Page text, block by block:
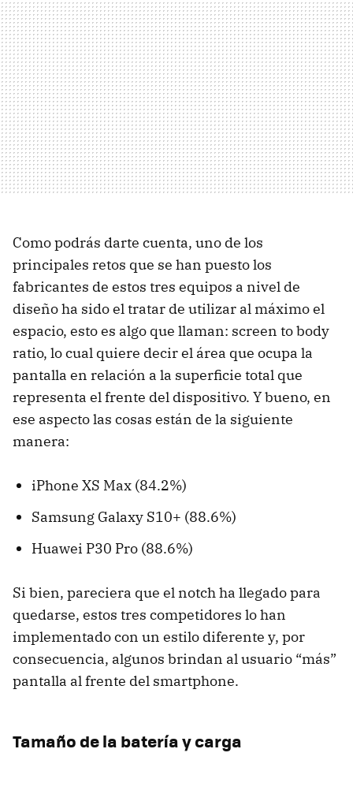
Como podrás darte cuenta, uno de los
principales retos que se han puesto los
fabricantes de estos tres equipos a nivel de
diseño ha sido el tratar de utilizar al máximo el
espacio, esto es algo que llaman: screen to body
ratio, lo cual quiere decir el área que ocupa la
pantalla en relación a la superficie total que
representa el frente del dispositivo. Y bueno, en
ese aspecto las cosas están de la siguiente
manera:
iPhone XS Max (84.2%)
Samsung Galaxy S10+ (88.6%)
Huawei P30 Pro (88.6%)
Si bien, pareciera que el notch ha llegado para
quedarse, estos tres competidores lo han
implementado con un estilo diferente y, por
consecuencia, algunos brindan al usuario “más”
pantalla al frente del smartphone.
Tamaño de la batería y carga